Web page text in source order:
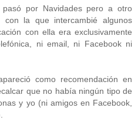
por Navidades pero a otro
con la que intercambié algunos
con ella era exclusivamente
ni email, ni Facebook ni
como recomendación en
que no había ningún tipo de
y yo (ni amigos en Facebook,